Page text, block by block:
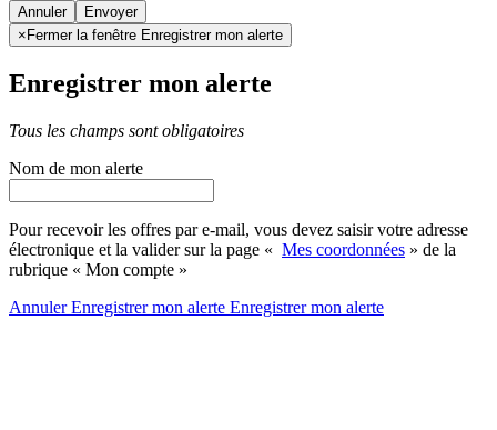
Annuler
× Fermer la fenêtre Enregistrer mon alerte
Enregistrer mon alerte
Tous les champs sont obligatoires
Nom de mon alerte
Pour recevoir les offres par e-mail, vous devez saisir votre adresse
électronique et la valider sur la page « Mes coordonnées » de la
rubrique « Mon compte »
AnnulerEnregistrer mon alerte Enregistrermon alerte